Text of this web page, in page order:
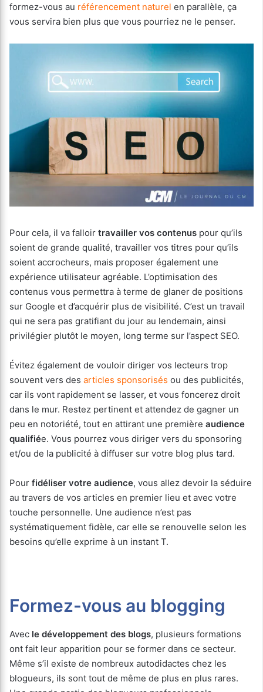
formez-vous au référencement naturel en parallèle, ça
vous servira bien plus que vous pourriez ne le penser.
Pour cela, il va falloir travailler vos contenus pour qu’ils
soient de grande qualité, travailler vos titres pour qu’ils
soient accrocheurs, mais proposer également une
expérience utilisateur agréable. L’optimisation des
contenus vous permettra à terme de glaner de positions
sur Google et d’acquérir plus de visibilité. C’est un travail
qui ne sera pas gratifiant du jour au lendemain, ainsi
privilégier plutôt le moyen, long terme sur l’aspect SEO.
Évitez également de vouloir diriger vos lecteurs trop
souvent vers des articles sponsorisés ou des publicités,
car ils vont rapidement se lasser, et vous foncerez droit
dans le mur. Restez pertinent et attendez de gagner un
peu en notoriété, tout en attirant une première audience
qualifiée. Vous pourrez vous diriger vers du sponsoring
et/ou de la publicité à diffuser sur votre blog plus tard.
Pour fidéliser votre audience, vous allez devoir la séduire
au travers de vos articles en premier lieu et avec votre
touche personnelle. Une audience n’est pas
systématiquement fidèle, car elle se renouvelle selon les
besoins qu’elle exprime à un instant T.
Formez-vous au blogging
Avec le développement des blogs, plusieurs formations
ont fait leur apparition pour se former dans ce secteur.
Même s’il existe de nombreux autodidactes chez les
blogueurs, ils sont tout de même de plus en plus rares.